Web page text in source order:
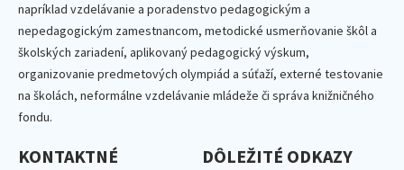
napríklad vzdelávanie a poradenstvo pedagogickým a
nepedagogickým zamestnancom, metodické usmerňovanie škôl a
školských zariadení, aplikovaný pedagogický výskum,
organizovanie predmetových olympiád a súťaží, externé testovanie
na školách, neformálne vzdelávanie mládeže či správa knižničného
fondu.
KONTAKTNÉ
DÔLEŽITÉ ODKAZY